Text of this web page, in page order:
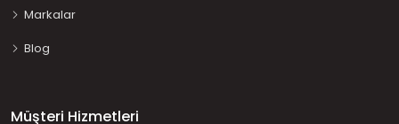
Markalar
Blog
Müşteri Hizmetleri